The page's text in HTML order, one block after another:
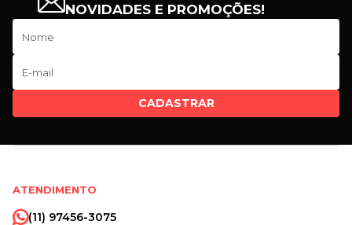
NOVIDADES E PROMOÇÕES!
CADASTRAR
ATENDIMENTO
(11) 97456-3075